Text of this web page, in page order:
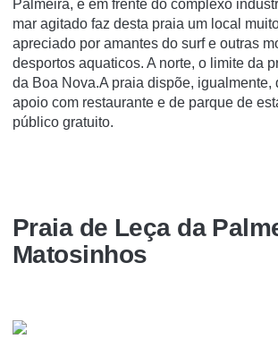
Palmeira, e em frente do complexo
mar agitado faz desta praia um local
apreciado por amantes do surf e outras
desportos aquaticos. A norte, o limite da
da Boa Nova.A praia dispõe, igualmente,
apoio com restaurante e de parque de
público gratuito.
Praia de Leça da
Matosinhos